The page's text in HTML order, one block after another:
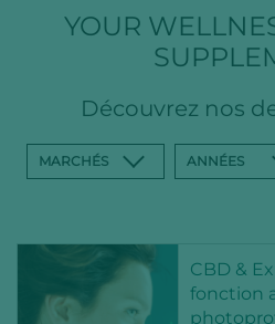
YOUR
Découvrez nos
MARCHÉS ANNÉES
CBD &
fonction